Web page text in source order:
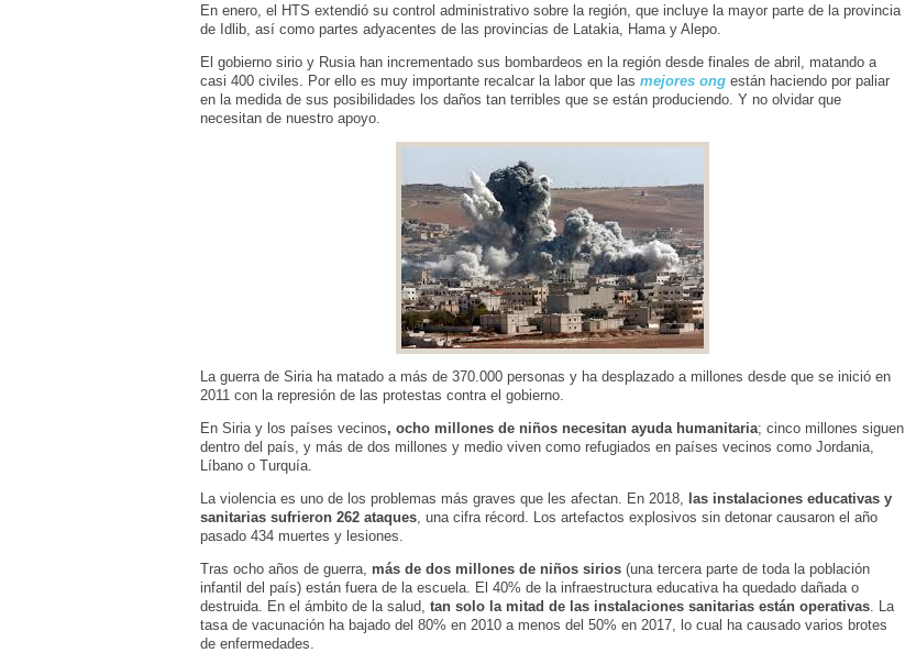
En enero, el HTS extendió su control administrativo sobre la región, que incluye la mayor parte de la provincia
de Idlib, así como partes adyacentes de las provincias de Latakia, Hama y Alepo.
El gobierno sirio y Rusia han incrementado sus bombardeos en la región desde finales de abril, matando a
casi 400 civiles. Por ello es muy importante recalcar la labor que las mejores ong están haciendo por paliar
en la medida de sus posibilidades los daños tan terribles que se están produciendo. Y no olvidar que
necesitan de nuestro apoyo.
La guerra de Siria ha matado a más de 370.000 personas y ha desplazado a millones desde que se inició en
2011 con la represión de las protestas contra el gobierno.
En Siria y los países vecinos, ocho millones de niños necesitan ayuda humanitaria; cinco millones siguen
dentro del país, y más de dos millones y medio viven como refugiados en países vecinos como Jordania,
Líbano o Turquía.
La violencia es uno de los problemas más graves que les afectan. En 2018,
las instalaciones educativas y
sanitarias sufrieron 262 ataques , una cifra récord. Los artefactos explosivos sin detonar causaron el año
pasado 434 muertes y lesiones.
Tras ocho años de guerra, más de dos millones de niños sirios (una tercera parte de toda la población
infantil del país) están fuera de la escuela. El 40% de la infraestructura educativa ha quedado dañada o
destruida. En el ámbito de la salud, tan solo la mitad de las instalaciones sanitarias están operativas . La
tasa de vacunación ha bajado del 80% en 2010 a menos del 50% en 2017, lo cual ha causado varios brotes
de enfermedades.